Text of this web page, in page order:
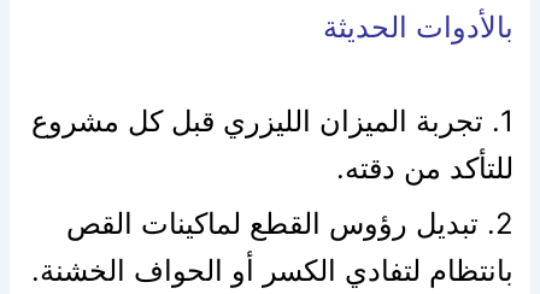
بالأدوات الحديثة
1. تجربة الميزان الليزري قبل كل مشروع
للتأكد من دقته.
2. تبديل رؤوس القطع لماكينات القص
بانتظام لتفادي الكسر أو الحواف الخشنة.